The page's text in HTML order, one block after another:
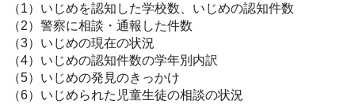
（1）いじめを認知した学校数、いじめの認知件数
（2）警察に相談・通報した件数
（3）いじめの現在の状況
（4）いじめの認知件数の学年別内訳
（5）いじめの発見のきっかけ
（6）いじめられた児童生徒の相談の状況